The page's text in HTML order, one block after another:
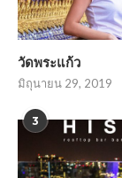
วัดพระแก้ว
มิถุนายน 29, 2019
3